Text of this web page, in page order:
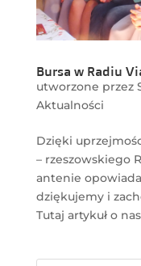
Bursa w Radiu
utworzone przez
Aktualności
Dzięki
– rzeszowskiego
antenie
dziękujemy i
Tutaj artykuł o